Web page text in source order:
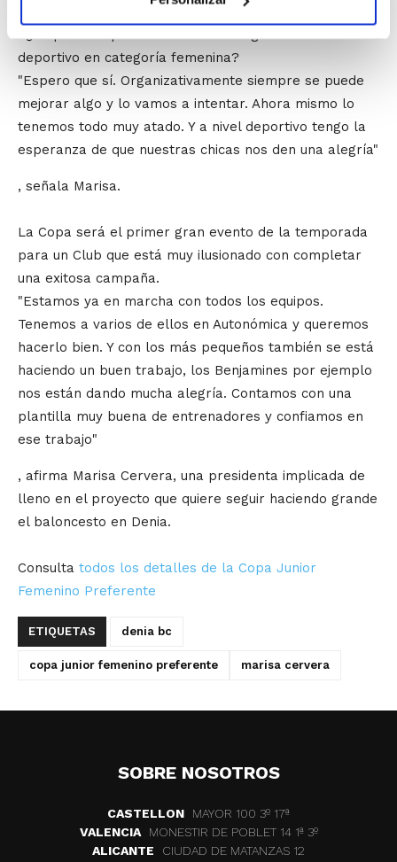
deportivo en categoría femenina?
"Espero que sí. Organizativamente siempre se puede
mejorar algo y lo vamos a intentar. Ahora mismo lo
tenemos todo muy atado. Y a nivel deportivo tengo la
esperanza de que nuestras chicas nos den una alegría"
, señala Marisa.
La Copa será el primer gran evento de la temporada
para un Club que está muy ilusionado con completar
una exitosa campaña.
"Estamos ya en marcha con todos los equipos.
Tenemos a varios de ellos en Autonómica y queremos
hacerlo bien. Y con los más pequeños también se está
haciendo un buen trabajo, los Benjamines por ejemplo
nos están dando mucha alegría. Contamos con una
plantilla muy buena de entrenadores y confiamos en
ese trabajo"
, afirma Marisa Cervera, una presidenta implicada de
lleno en el proyecto que quiere seguir haciendo grande
el baloncesto en Denia.
Consulta todos los detalles de la Copa Junior
Femenino Preferente
ETIQUETAS denia bc
copa junior femenino preferente marisa cervera
SOBRE NOSOTROS
CASTELLON
MAYOR 100 3º 17ª
VALENCIA
MONESTIR DE POBLET 14 1ª 3º
ALICANTE
CIUDAD DE MATANZAS 12